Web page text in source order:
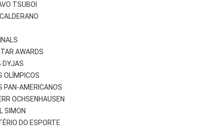
TSUBOI
AWARDS
DYJAS
OLÍMPICOS
PAN-AMERICANOS
OCHSENHAUSEN
SIMON
DO ESPORTE